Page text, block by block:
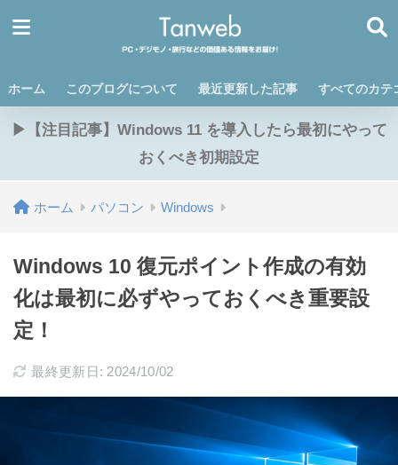
ホーム このブログについて 最近更新した記事 すべてのカテ
▶【注目記事】Windows 11 を導入したら最初にやって
おくべき初期設定
ホーム パソコン Windows
Windows 10 復元ポイント作成の有効
化は最初に必ずやっておくべき重要設
定！
最終更新日: 2024/10/02